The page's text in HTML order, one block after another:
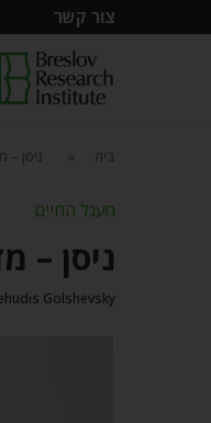
צור קשר
בית ניסן –
מעגל החיים
ניסן –
Golshevsky